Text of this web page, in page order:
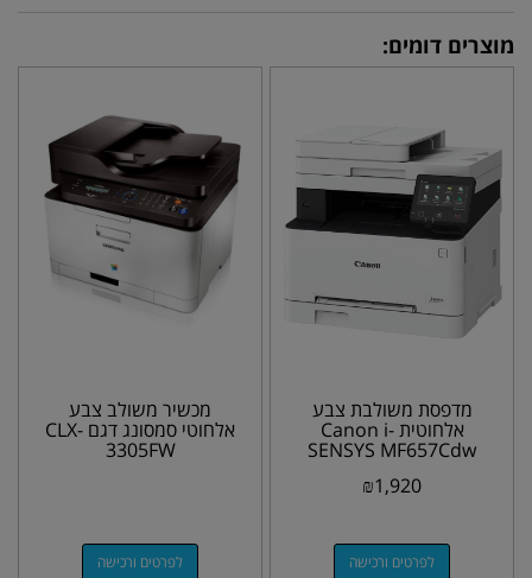
מוצרים דומים:
מדפסת משולבת צבע
אלחוטית Canon i-
SENSYS MF657Cdw
₪1,920
לפרטים ורכישה
מכשיר משולב צבע
אלחוטי סמסונג דגם CLX-
3305FW
לפרטים ורכישה